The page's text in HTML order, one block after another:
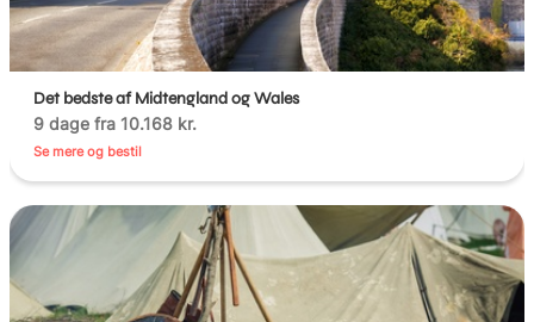
Det bedste af Midtengland og Wales
9 dage fra 10.168 kr.
Se mere og bestil